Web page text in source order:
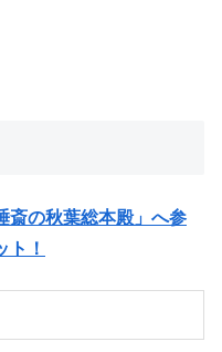
斎の秋葉総本殿」へ参
ト！